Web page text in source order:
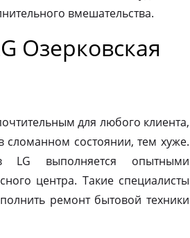
вмешательства.
Озерковская
для любого клиента,
сломанном состоянии, тем хуже.
LG выполняется опытными
центра. Такие специалисты
ремонт бытовой техники